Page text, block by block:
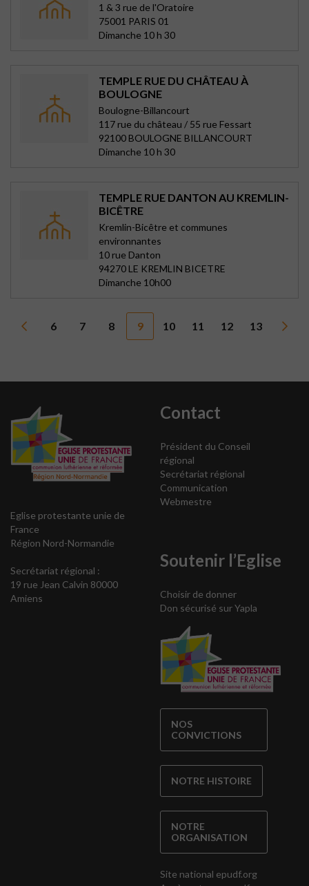
1 & 3 rue de l'Oratoire
75001 PARIS 01
Dimanche 10 h 30
TEMPLE RUE DU CHÂTEAU À
BOULOGNE
Boulogne-Billancourt
117 rue du château / 55 rue Fessart
92100 BOULOGNE BILLANCOURT
Dimanche 10 h 30
TEMPLE RUE DANTON AU KREMLIN-
BICÊTRE
Kremlin-Bicêtre et communes
environnantes
10 rue Danton
94270 LE KREMLIN BICETRE
Dimanche 10h00
6 7 8 9 10 11 12 13
Eglise protestante unie de
France
Région Nord-Normandie
Secrétariat régional :
19 rue Jean Calvin 80000
Amiens
Contact
Président du Conseil
régional
Secrétariat régional
Communication
Webmestre
Soutenir l’Eglise
Choisir de donner
Don sécurisé sur Yapla
NOS
CONVICTIONS
NOTRE HISTOIRE
NOTRE
ORGANISATION
Site national epudf.org